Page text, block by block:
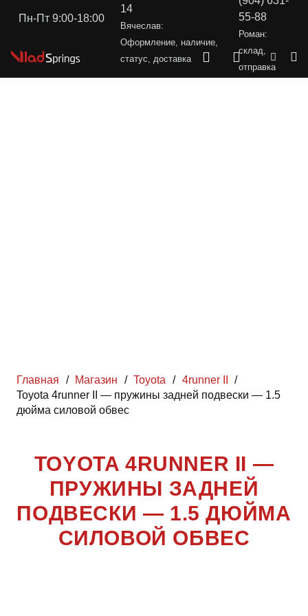
Пн-Пт 9:00-18:00
14
Вячеслав:
Оформление, наличие,
статус, доставка
55-88
Роман:
склад,
отправка
Главная / Магазин / Toyota / 4runner II
/
Toyota 4runner II — пружины задней подвески — 1.5
дюйма силовой обвес
TOYOTA 4RUNNER II —
ПРУЖИНЫ ЗАДНЕЙ
ПОДВЕСКИ — 1.5 ДЮЙМА
СИЛОВОЙ ОБВЕС